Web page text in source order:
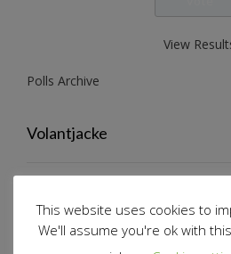
View
Polls Archive
Volantjacke
Rafftop mit Ärmeln
This website uses cookies to
We'll assume you're ok with